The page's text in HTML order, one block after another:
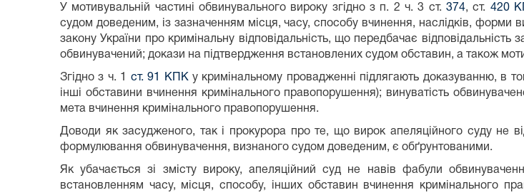
У мотивувальній частині обвинувального вироку згідно з п. 2 ч. 3 ст. 374, ст. 420
судом доведеним, із зазначенням місця, часу, способу вчинення, наслідків, форми
закону України про кримінальну відповідальність, що передбачає
обвинувачений; докази на підтвердження встановлених судом обставин, а також
Згідно з ч. 1 ст. 91 КПК у кримінальному провадженні підлягають доказуванню, в
інші обставини вчинення кримінального правопорушення); винуватість
мета вчинення кримінального правопорушення.
Доводи як засудженого, так і прокурора про те, що вирок апеляційного суду не
формулювання обвинувачення, визнаного судом доведеним, є обґрунтованими.
Як убачається зі змісту вироку, апеляційний суд не навів фабули
встановленням часу, місця, способу, інших обставин вчинення кримінального